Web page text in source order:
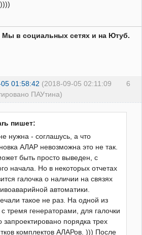
Мы в социальных сетях и на Ютуб.
6
01:58:42 (2018-09-05 02:11:09
ПАУтина)
пишет:
нужна - соглашусь, а что
АЛАР невозможна это не так.
быть просто выведен, с
начала. Но в некоторых отчетах
галочка о наличии на связях
автоматики.
такое не раз. На одной из
тремя генераторами, для галочки
запроектировано порядка трех
комплектов АЛАРов. ))) После